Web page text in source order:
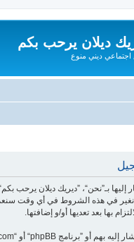
ديلان يرحب بكم
اجتماعي ديني منوع
نغير في هذه الشروط في أي وقت
بها بعد تعديها أو/و إضافتها.